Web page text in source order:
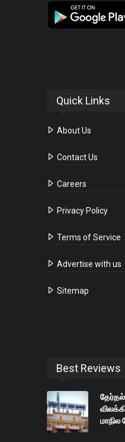
Quick Links
About Us
Contact Us
Careers
Privacy Policy
Terms of Service
Advertise with us
Sitemap
Best Reviews